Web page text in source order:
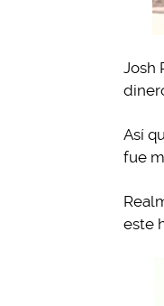
Josh
Así
fue
este